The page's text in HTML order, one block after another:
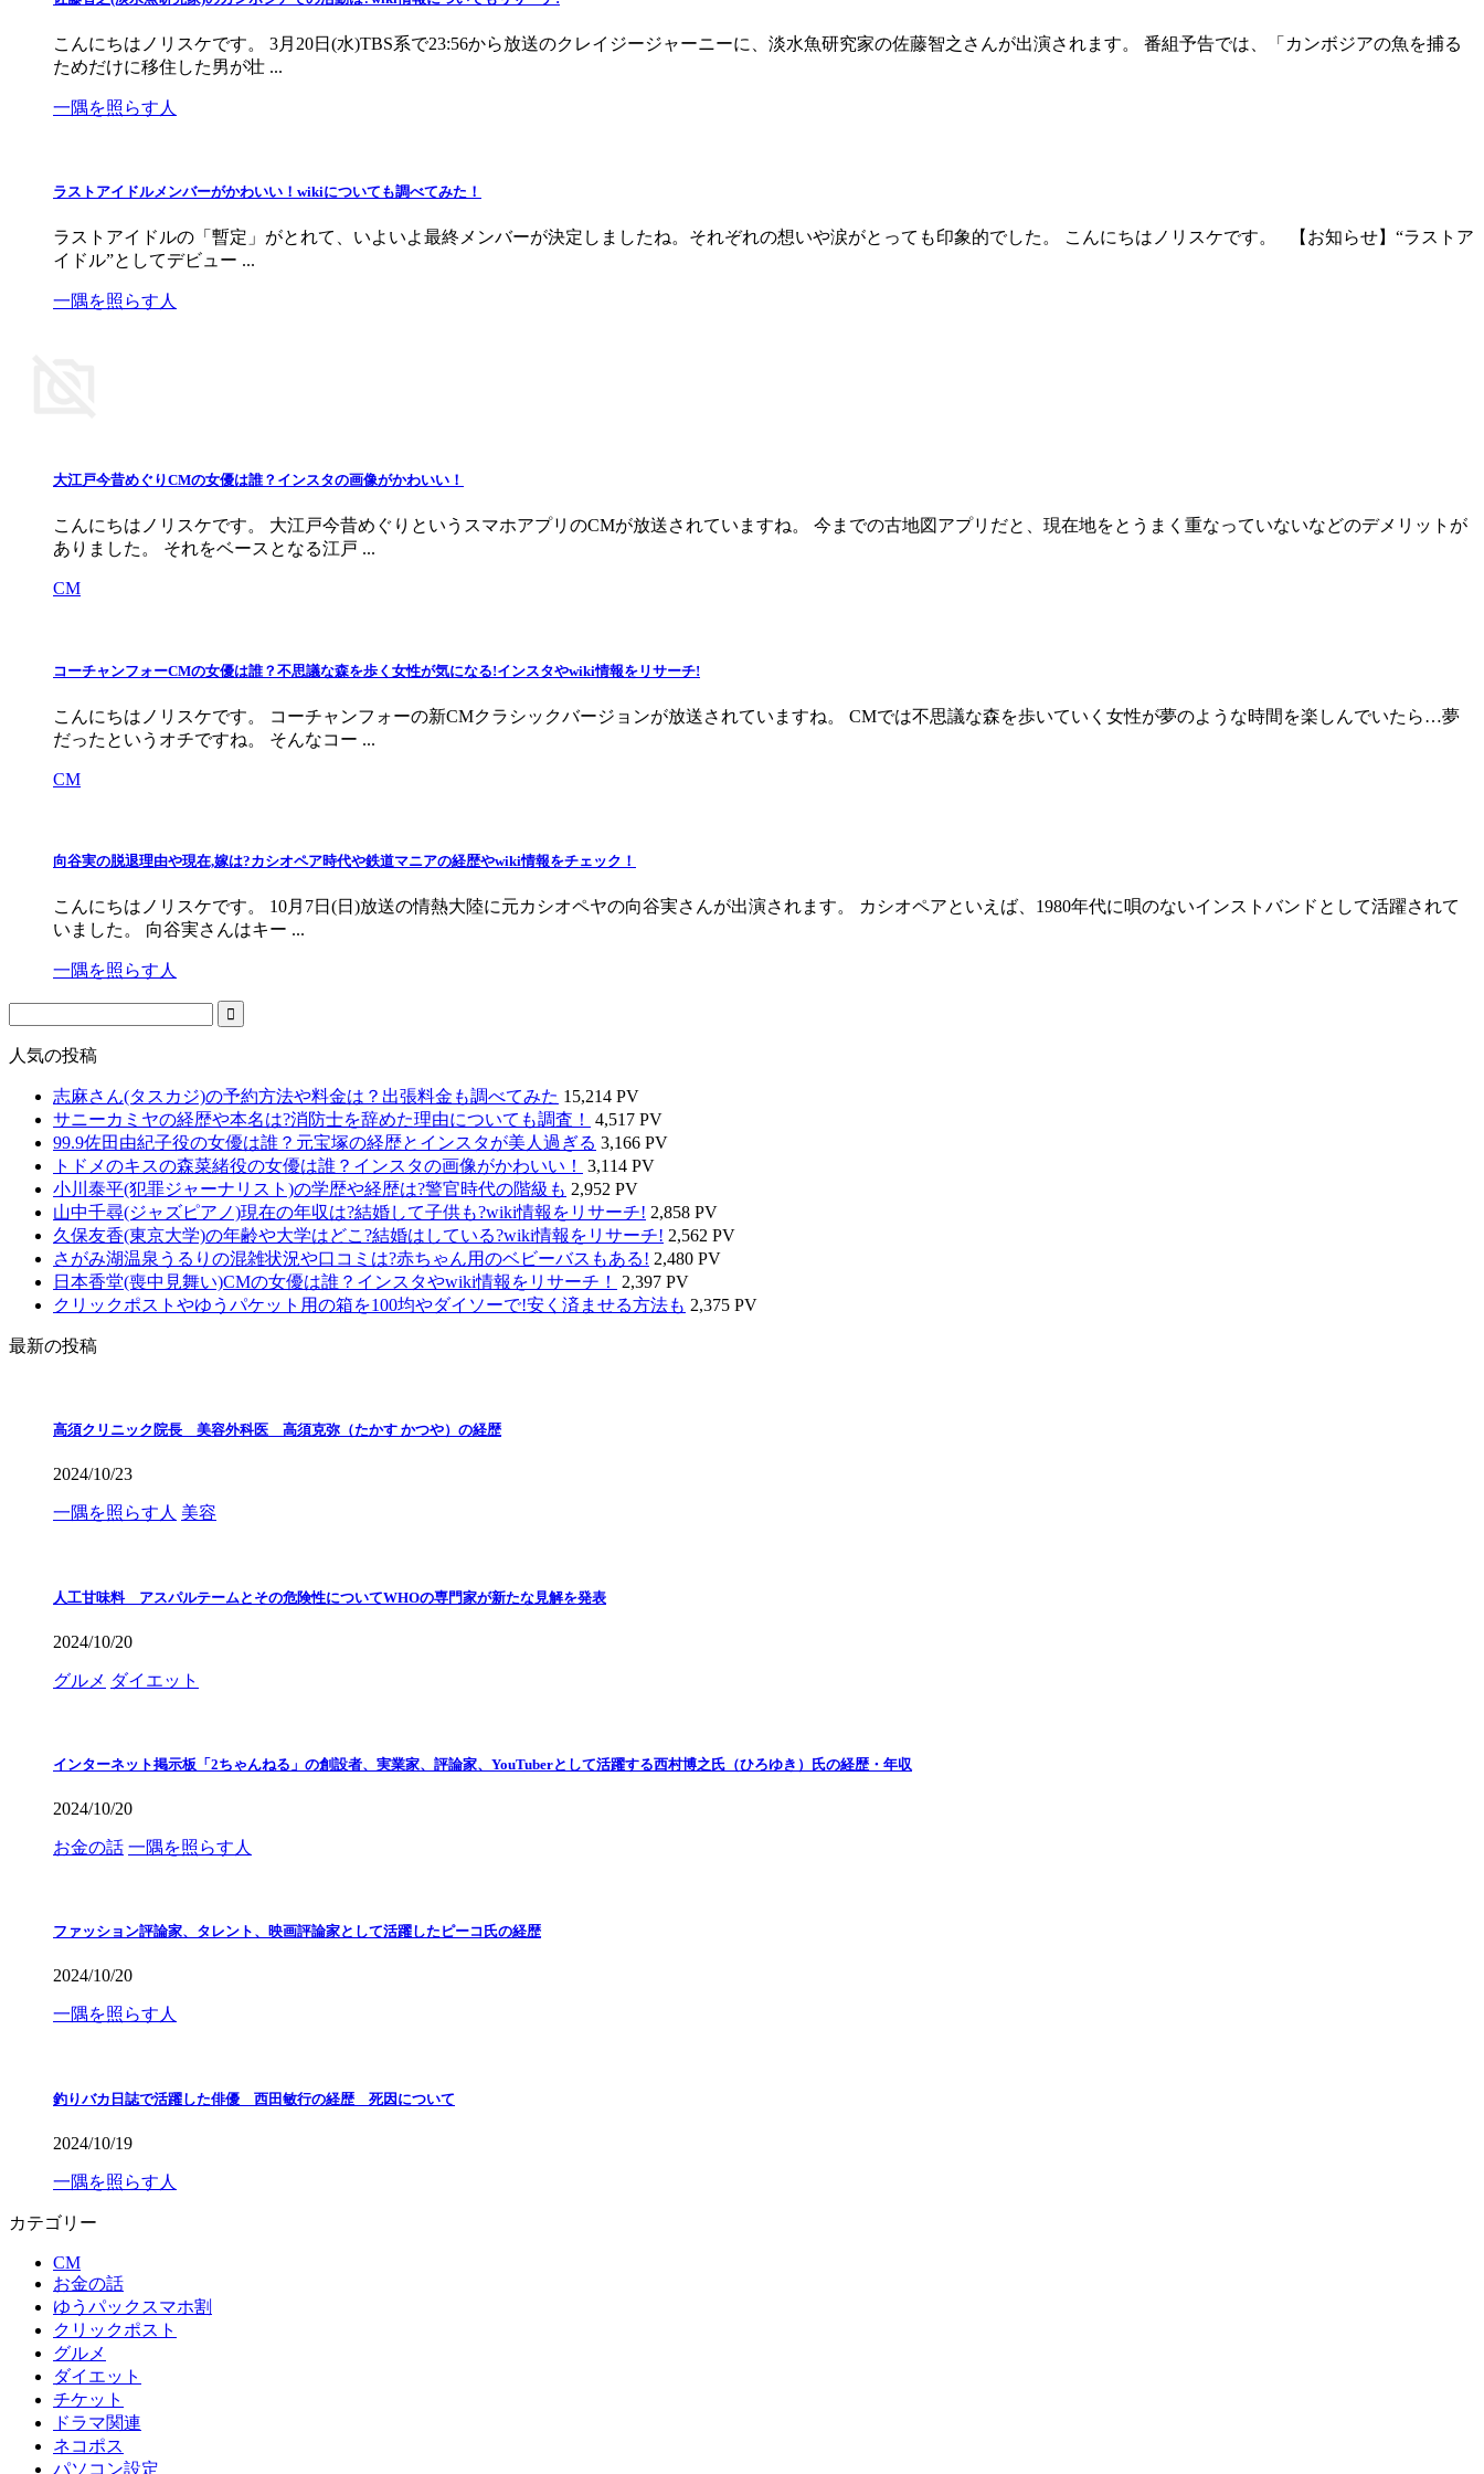
こんにちはノリスケです。 3月20日(水)TBS系で23:56から放送のクレイジージャーニーに、淡水魚研究家の佐藤智之さんが出演されます。 番組予告では、「カンボジアの魚を捕る
ためだけに移住した男が壮 ...
一隅を照らす人
ラストアイドルメンバーがかわいい！wikiについても調べてみた！
ラストアイドルの「暫定」がとれて、いよいよ最終メンバーが決定しましたね。それぞれの想いや涙がとっても印象的でした。 こんにちはノリスケです。 【お知らせ】“ラストア
イドル”としてデビュー ...
一隅を照らす人
大江戸今昔めぐりCMの女優は誰？インスタの画像がかわいい！
こんにちはノリスケです。 大江戸今昔めぐりというスマホアプリのCMが放送されていますね。 今までの古地図アプリだと、現在地をとうまく重なっていないなどのデメリットが
ありました。 それをベースとなる江戸 ...
CM
コーチャンフォーCMの女優は誰？不思議な森を歩く女性が気になる!インスタやwiki情報をリサーチ!
こんにちはノリスケです。 コーチャンフォーの新CMクラシックバージョンが放送されていますね。 CMでは不思議な森を歩いていく女性が夢のような時間を楽しんでいたら…夢
だったというオチですね。 そんなコー ...
CM
向谷実の脱退理由や現在,嫁は?カシオペア時代や鉄道マニアの経歴やwiki情報をチェック！
こんにちはノリスケです。 10月7日(日)放送の情熱大陸に元カシオペヤの向谷実さんが出演されます。 カシオペアといえば、1980年代に唄のないインストバンドとして活躍されて
いました。 向谷実さんはキー ...
一隅を照らす人
人気の投稿
志麻さん(タスカジ)の予約方法や料金は？出張料金も調べてみた 15,214 PV
サニーカミヤの経歴や本名は?消防士を辞めた理由についても調査！
4,517 PV
99.9佐田由紀子役の女優は誰？元宝塚の経歴とインスタが美人過ぎる 3,166 PV
トドメのキスの森菜緒役の女優は誰？インスタの画像がかわいい！
3,114 PV
小川泰平(犯罪ジャーナリスト)の学歴や経歴は?警官時代の階級も 2,952 PV
山中千尋(ジャズピアノ)現在の年収は?結婚して子供も?wiki情報をリサーチ! 2,858 PV
久保友香(東京大学)の年齢や大学はどこ?結婚はしている?wiki情報をリサーチ! 2,562 PV
さがみ湖温泉うるりの混雑状況や口コミは?赤ちゃん用のベビーバスもある! 2,480 PV
日本香堂(喪中見舞い)CMの女優は誰？インスタやwiki情報をリサーチ！
2,397 PV
クリックポストやゆうパケット用の箱を100均やダイソーで!安く済ませる方法も 2,375 PV
最新の投稿
高須クリニック院長 美容外科医 高須克弥（たかす かつや）の経歴
2024/10/23
一隅を照らす人 美容
人工甘味料 アスパルテームとその危険性についてWHOの専門家が新たな見解を発表
2024/10/20
グルメ ダイエット
インターネット掲示板「2ちゃんねる」の創設者、実業家、評論家、YouTuberとして活躍する西村博之氏（ひろゆき）氏の経歴・年収
2024/10/20
お金の話 一隅を照らす人
ファッション評論家、タレント、映画評論家として活躍したピーコ氏の経歴
2024/10/20
一隅を照らす人
釣りバカ日誌で活躍した俳優 西田敏行の経歴 死因について
2024/10/19
一隅を照らす人
カテゴリー
CM
お金の話
ゆうパックスマホ割
クリックポスト
グルメ
ダイエット
チケット
ドラマ関連
ネコポス
パソコン設定